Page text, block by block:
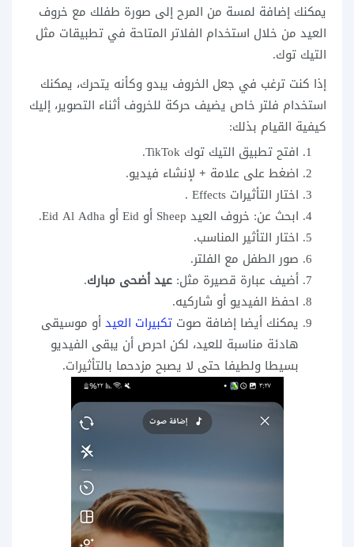
يمكنك إضافة لمسة من المرح إلى صورة طفلك مع خروف
العيد من خلال استخدام الفلاتر المتاحة في تطبيقات مثل
التيك توك.
إذا كنت ترغب في جعل الخروف يبدو وكأنه يتحرك، يمكنك
استخدام فلتر خاص يضيف حركة للخروف أثناء التصوير، إليك
كيفية القيام بذلك:
افتح تطبيق التيك توك TikTok.
اضغط على علامة + لإنشاء فيديو.
اختار التأثيرات Effects .
ابحث عن: خروف العيد Sheep أو Eid أو Eid Al Adha.
اختار التأثير المناسب.
صور الطفل مع الفلتر.
أضيف عبارة قصيرة مثل: عيد أضحى مبارك.
احفظ الفيديو أو شاركيه.
يمكنك أيضا إضافة صوت تكبيرات العيدأو موسيقى
هادئة مناسبة للعيد، لكن احرص أن يبقى الفيديو
بسيطا ولطيفا حتى لا يصبح مزدحما بالتأثيرات.